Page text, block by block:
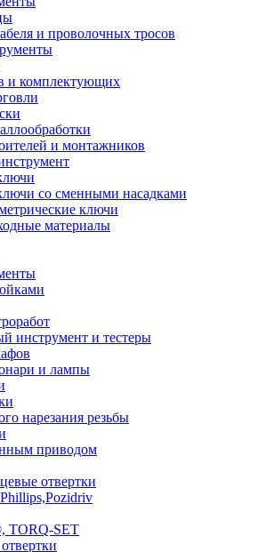
и проволочных тросов
и комплектующих
и монтажников
со сменными насадками
ключи
материалы
инструмент и тестеры
и лампы
нарезания резьбы
приводом
отвертки
TORQ-SET